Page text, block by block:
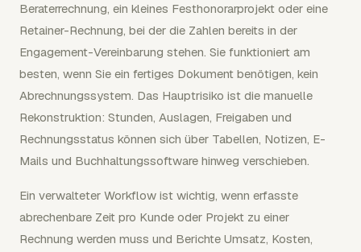
Beraterrechnung, ein kleines Festhonorarprojekt oder eine
Retainer-Rechnung, bei der die Zahlen bereits in der
Engagement-Vereinbarung stehen. Sie funktioniert am
besten, wenn Sie ein fertiges Dokument benötigen, kein
Abrechnungssystem. Das Hauptrisiko ist die manuelle
Rekonstruktion: Stunden, Auslagen, Freigaben und
Rechnungsstatus können sich über Tabellen, Notizen, E-
Mails und Buchhaltungssoftware hinweg verschieben.
Ein verwalteter Workflow ist wichtig, wenn erfasste
abrechenbare Zeit pro Kunde oder Projekt zu einer
Rechnung werden muss und Berichte Umsatz, Kosten,